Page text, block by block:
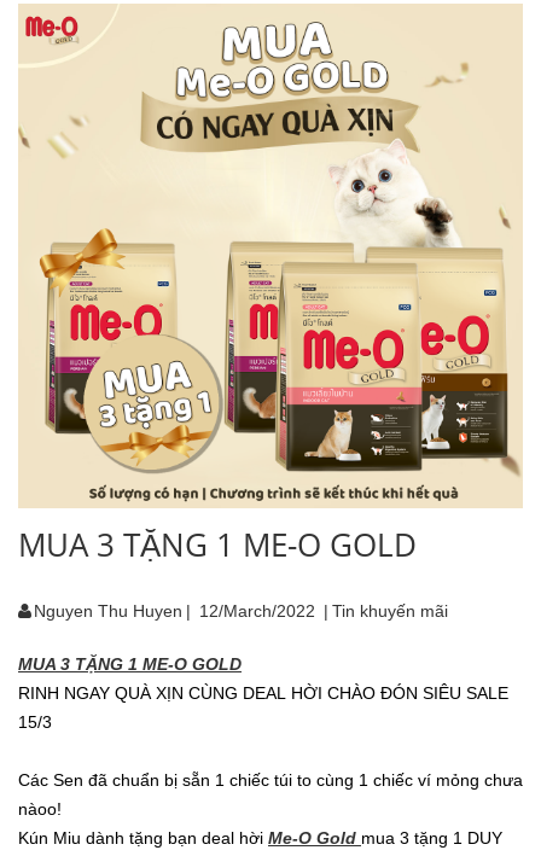
MUA 3 TẶNG 1 ME-O GOLD
Nguyen Thu Huyen | 12/March/2022 | Tin khuyến mãi
MUA 3 TẶNG 1 ME-O GOLD
RINH NGAY QUÀ XỊN CÙNG DEAL HỜI CHÀO ĐÓN SIÊU SALE
15/3
Các Sen đã chuẩn bị sẵn 1 chiếc túi to cùng 1 chiếc ví mỏng chưa
nàoo!
Kún Miu dành tặng bạn deal hời Me-O Gold mua 3 tặng 1 DUY